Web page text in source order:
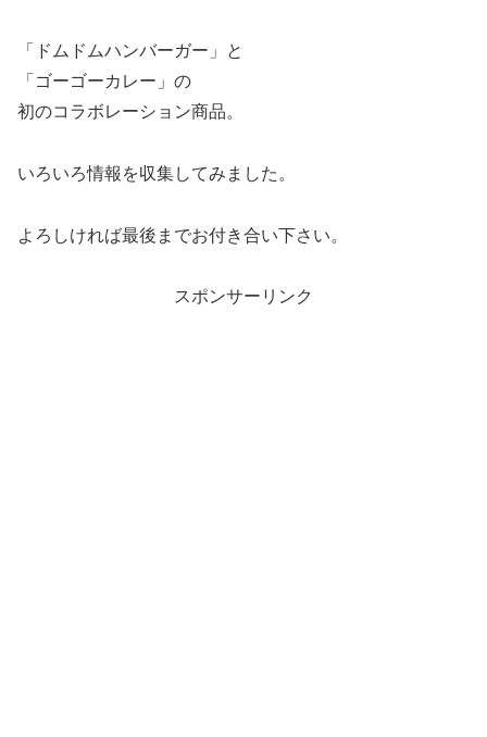
「ドムドムハンバーガー」と
「ゴーゴーカレー」の
初のコラボレーション商品。
いろいろ情報を収集してみました。
よろしければ最後までお付き合い下さい。
スポンサーリンク